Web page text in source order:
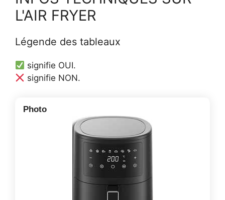
L'AIR FRYER
Légende des tableaux
signifie OUI.
signifie NON.